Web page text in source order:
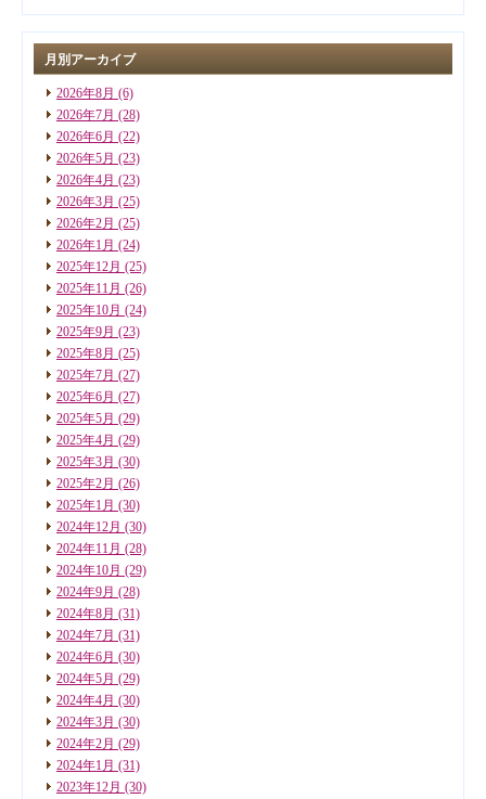
月別アーカイブ
2026年8月 (6)
2026年7月 (28)
2026年6月 (22)
2026年5月 (23)
2026年4月 (23)
2026年3月 (25)
2026年2月 (25)
2026年1月 (24)
2025年12月 (25)
2025年11月 (26)
2025年10月 (24)
2025年9月 (23)
2025年8月 (25)
2025年7月 (27)
2025年6月 (27)
2025年5月 (29)
2025年4月 (29)
2025年3月 (30)
2025年2月 (26)
2025年1月 (30)
2024年12月 (30)
2024年11月 (28)
2024年10月 (29)
2024年9月 (28)
2024年8月 (31)
2024年7月 (31)
2024年6月 (30)
2024年5月 (29)
2024年4月 (30)
2024年3月 (30)
2024年2月 (29)
2024年1月 (31)
2023年12月 (30)